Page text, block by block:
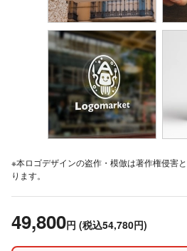
※本ロゴデザインの盗作・模倣は著作権侵害
ります。
49,800円 (税込54,780円)